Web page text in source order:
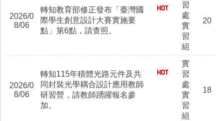
2026/0
8/06
轉知教育部修正發布「臺灣國
際學生創意設計大賽實施要
點」第6點，請查照。
習
處
實
習
組
20
2026/0
8/06
轉知115年積體光路元件及共
同封裝光學耦合設計應用教師
研習營，請教師踴躍報名參
加。
實
習
處
實
習
組
18